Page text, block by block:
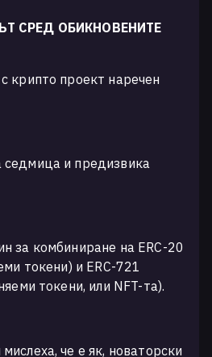
СРЕД ОБИКНОВЕНИТЕ
крипто проект наречен
седмица и предизвика
за комбиниране на ERC-20
токени) и ERC-721
токени, или NFT-та).
че е як, новаторски